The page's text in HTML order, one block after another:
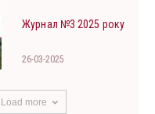
Журнал №3 2025 року
26-03-2025
Load more